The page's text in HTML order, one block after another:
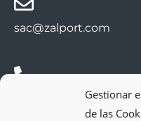
Gestionar
de las
sac@zalport.com
(+34) 93 552 58 26